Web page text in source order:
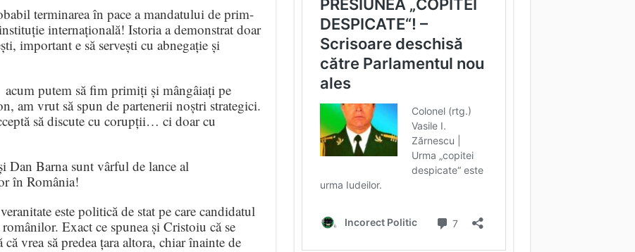
terminarea în pace a mandatului de prim-
internațională! Istoria a demonstrat doar
important e să servești cu abnegație și
putem să fim primiți și mângâiați pe
am vrut să spun de partenerii noștri strategici.
să discute cu corupții… ci doar cu
Barna sunt vârful de lance al
în România!
este politică de stat pe care candidatul
Exact ce spunea și Cristoiu că se
vrea să predea țara altora, chiar înainte de